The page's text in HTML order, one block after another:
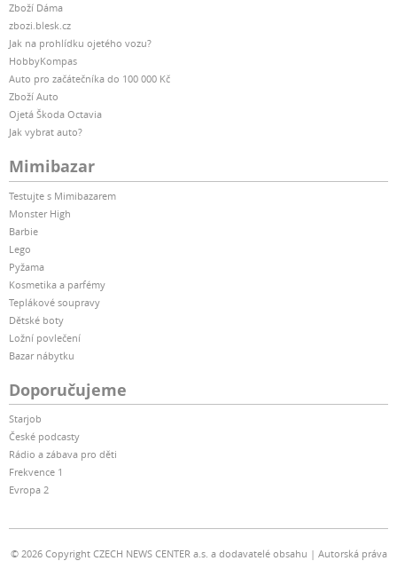
Zboží Dáma
zbozi.blesk.cz
Jak na prohlídku ojetého vozu?
HobbyKompas
Auto pro začátečníka do 100 000 Kč
Zboží Auto
Ojetá Škoda Octavia
Jak vybrat auto?
Mimibazar
Testujte s Mimibazarem
Monster High
Barbie
Lego
Pyžama
Kosmetika a parfémy
Teplákové soupravy
Dětské boty
Ložní povlečení
Bazar nábytku
Doporučujeme
Starjob
České podcasty
Rádio a zábava pro děti
Frekvence 1
Evropa 2
© 2026 Copyright CZECH NEWS CENTER a.s. a dodavatelé obsahu Autorská práva